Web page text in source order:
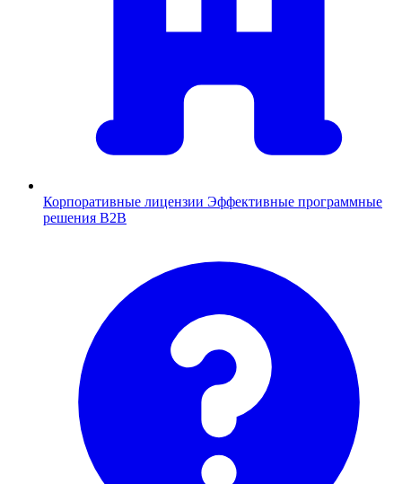
Корпоративные лицензии Эффективные программные
решения B2B